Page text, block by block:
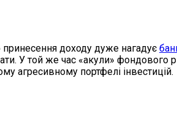
принесення доходу дуже нагадує
У той же час «акули»
агресивному портфелі інвестицій.